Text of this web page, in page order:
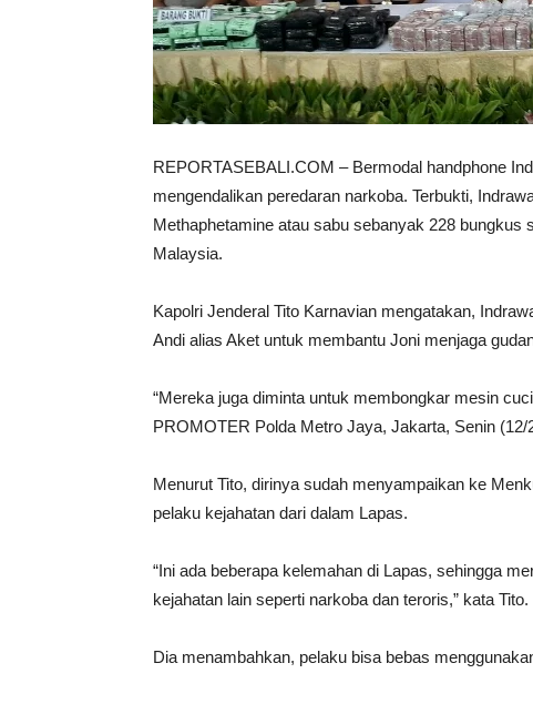
REPORTASEBALI.COM – Bermodal handphone
mengendalikan peredaran narkoba. Terbukti,
Methaphetamine atau sabu sebanyak 228
Malaysia.
Kapolri Jenderal Tito Karnavian mengatakan,
Andi alias Aket untuk membantu Joni menjaga
“Mereka juga diminta untuk membongkar mesin
PROMOTER Polda Metro Jaya, Jakarta, Senin (12/
Menurut Tito, dirinya sudah menyampaikan ke
pelaku kejahatan dari dalam Lapas.
“Ini ada beberapa kelemahan di Lapas, sehingga
kejahatan lain seperti narkoba dan teroris,” kata Tito.
Dia menambahkan, pelaku bisa bebas